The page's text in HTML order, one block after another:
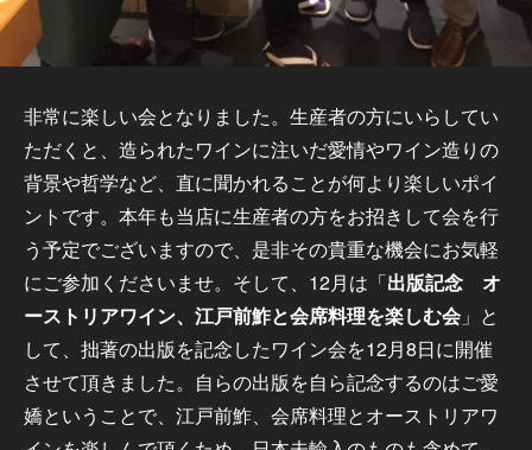
非常に楽しい会となりました。生産者の方にいらしてい
ただくと、造られたワインに注いだ愛情やワイン造りの
背景や哲学など、直に聞かれることが何より楽しいポイ
ントです。本年も当店に生産者の方をお招きして会を行
う予定でございますので、是非その貴重な機会にお気軽
にご参加くださいませ。そして、12月は「出版記念 オ
ーストリアワイン、江戸前鮓と会席料理を楽しむ会 」と
して、拙著の出版を記念したワイン会を12月8日に開催
させて頂きました。自らの出版を自ら記念するのはご愛
嬌ということで、江戸前鮓、会席料理とオーストリアワ